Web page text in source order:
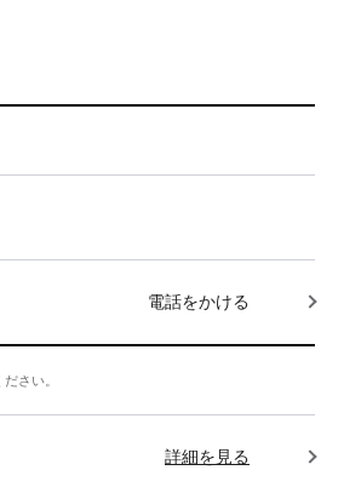
電話をかける
さい。
詳細を見る